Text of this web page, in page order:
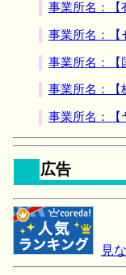
事業所名：【
事業所名：【
事業所名：【
事業所名：【
事業所名：【
広告
見